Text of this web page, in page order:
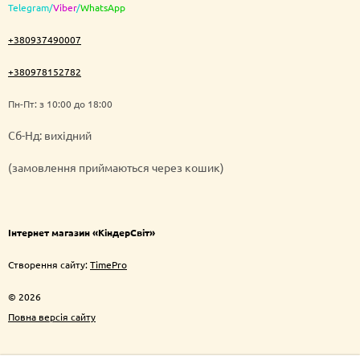
Telegram/Viber/WhatsApp
+380937490007
+380978152782
Пн-Пт: з 10:00 до 18:00
Cб-Нд: вихідний
(замовлення приймаються через кошик)
Інтернет магазин «КіндерСвіт»
Створення сайту:TimePro
© 2026
Повна версія сайту